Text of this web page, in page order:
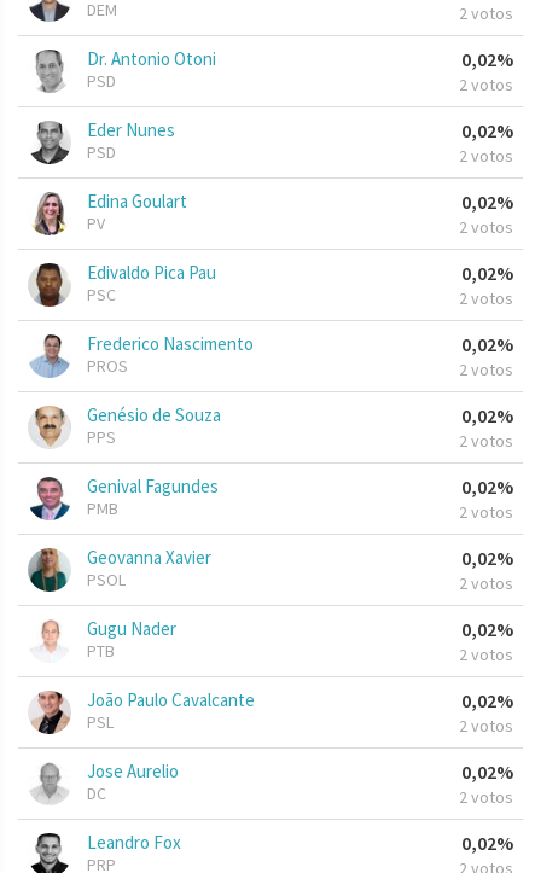
DEM 2 votos
Dr. Antonio Otoni
PSD
0,02%
2 votos
Eder Nunes
PSD
0,02%
2 votos
Edina Goulart
PV
0,02%
2 votos
Edivaldo Pica Pau
PSC
0,02%
2 votos
Frederico Nascimento
PROS
0,02%
2 votos
Genésio de Souza
PPS
0,02%
2 votos
Genival Fagundes
PMB
0,02%
2 votos
Geovanna Xavier
PSOL
0,02%
2 votos
Gugu Nader
PTB
0,02%
2 votos
João Paulo Cavalcante
PSL
0,02%
2 votos
Jose Aurelio
DC
0,02%
2 votos
Leandro Fox
PRP
0,02%
2 votos